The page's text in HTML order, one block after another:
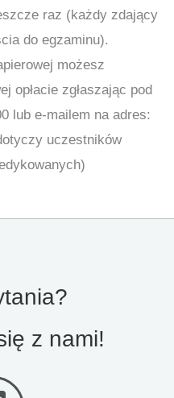
raz (każdy zdający
do egzaminu).
możesz
opłacie zgłaszając pod
lub e-mailem na adres:
uczestników
z nami!